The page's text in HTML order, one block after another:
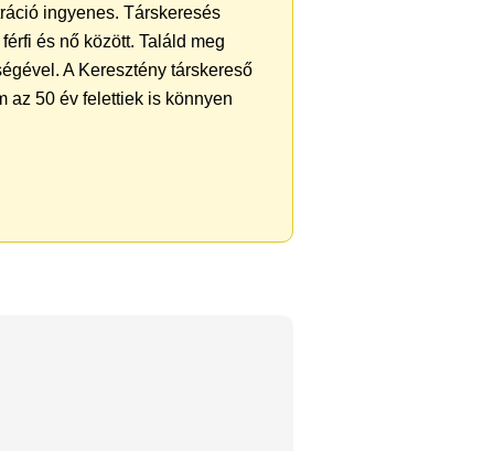
ingyenes. Társkeresés
és nő között. Találd meg
A Keresztény társkereső
az 50 év felettiek is könnyen